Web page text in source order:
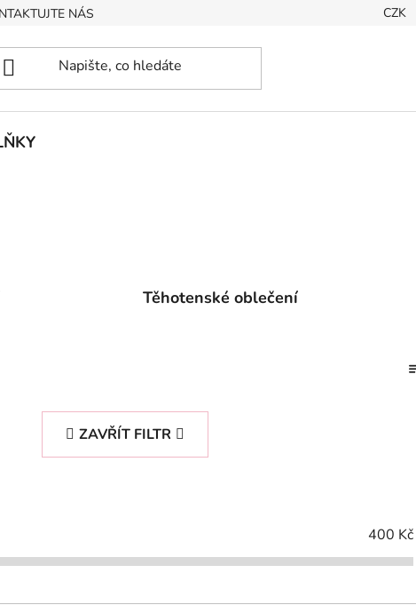
NÁS Podmínky ochranyCZK
Těhotenské oblečení
o
d
ZAVŘÍT FILTR
400 Kč